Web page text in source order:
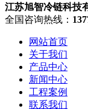
江苏旭智冷链科技
全国咨询热线：
网站首页
关于我们
产品中心
新闻中心
工程案例
联系我们